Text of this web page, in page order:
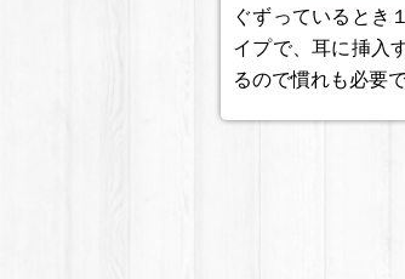
ぐずっているとき
イプで、耳に挿入
るので慣れも必要で